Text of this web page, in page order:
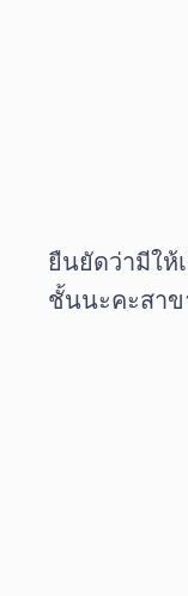
ยืนยัดว่ามีให้
ชั้นนะคะสาข